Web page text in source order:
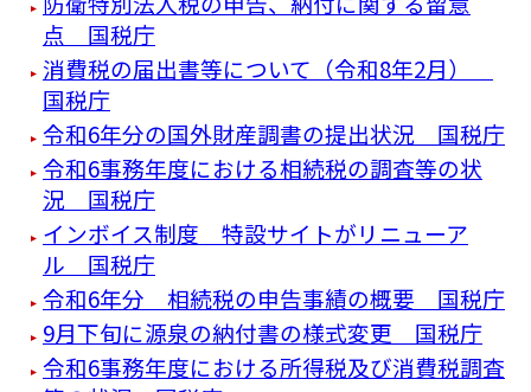
点 国税庁
消費税の届出書等について（令和8年2月）
国税庁
令和6年分の国外財産調書の提出状況 国税庁
令和6事務年度における相続税の調査等の状
況 国税庁
インボイス制度 特設サイトがリニューア
ル 国税庁
令和6年分 相続税の申告事績の概要 国税庁
9月下旬に源泉の納付書の様式変更 国税庁
令和6事務年度における所得税及び消費税調査